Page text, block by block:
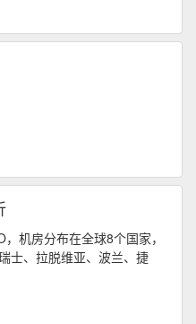
机房分布在全球8个国家，
士、拉脱维亚、波兰、捷